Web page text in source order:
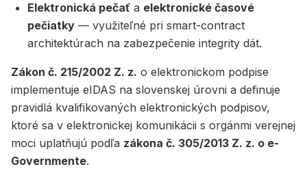
Elektronická pečať a elektronické časové
pečiatky — využiteľné pri smart-contract
architektúrach na zabezpečenie integrity dát.
Zákon č. 215/2002 Z. z. o elektronickom podpise
implementuje eIDAS na slovenskej úrovni a definuje
pravidlá kvalifikovaných elektronických podpisov,
ktoré sa v elektronickej komunikácii s orgánmi verejnej
moci uplatňujú podľa zákona č. 305/2013 Z. z. o e-
Governmente.